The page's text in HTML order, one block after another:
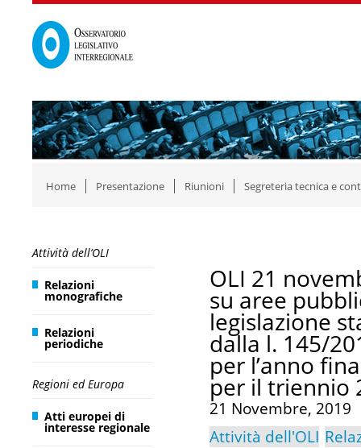
Home Presentazione Riunioni Segreteria tecnica e
Attività dell’OLI
Relazioni
monografiche
Relazioni
periodiche
Regioni ed Europa
Atti europei di
interesse regionale
OLI 21
su aree
legislazione
dalla l. 145/
per l’anno
per il triennio
21 Novembre, 2019
Attività dell'OLI